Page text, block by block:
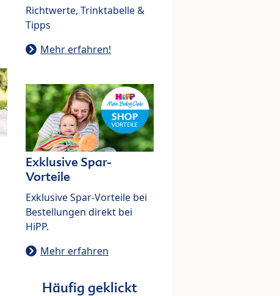
Richtwerte, Trinktabelle &
Tipps
Mehr erfahren!
Exklusive Spar-
Vorteile
Exklusive Spar-Vorteile bei
Bestellungen direkt bei
HiPP.
Mehr erfahren
Häufig geklickt